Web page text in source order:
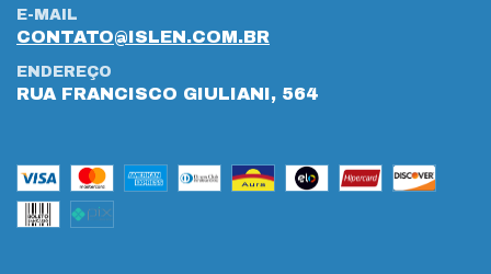
E-MAIL
CONTATO@ISLEN.COM.BR
ENDEREÇO
RUA FRANCISCO GIULIANI, 564